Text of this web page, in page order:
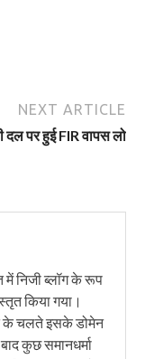
NEXT ARTICLE
दल पर हुई FIR वापस लो
निजी ब्लॉग के रूप
किया गया।
के चलते इसके डोमेन
कुछ समानधर्मा